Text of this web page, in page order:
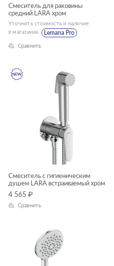
Смеситель для раковины
средний LARA хром
Уточнить стоимость и наличие
в магазинах
Lemana Pro
Сравнить
Смеситель с гигиеническим
душем LARA встраиваемый хром
4 565 ₽
Сравнить